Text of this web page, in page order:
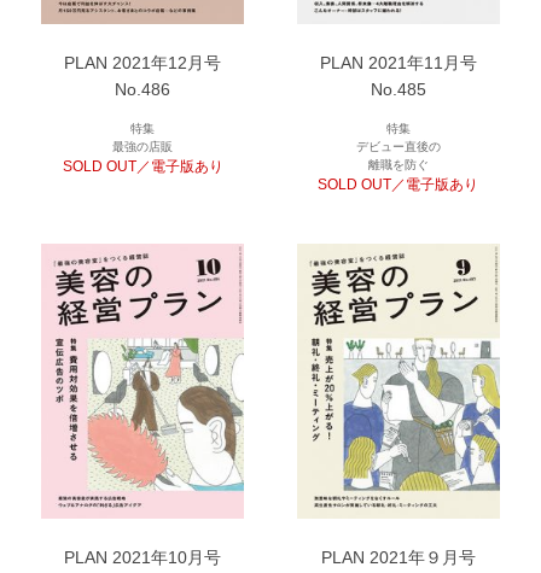
PLAN 2021年12月号
No.486
特集
最強の店販
SOLD OUT／電子版あり
PLAN 2021年11月号
No.485
特集
デビュー直後の
離職を防ぐ
SOLD OUT／電子版あり
PLAN 2021年10月号
PLAN 2021年９月号